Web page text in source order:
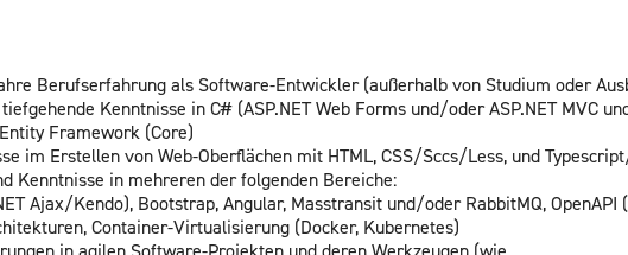
Be­rufs­er­fah­rung als Soft­ware-Ent­wick­ler (au­ßer­halb von Stu­di­um oder
Kennt­nis­se in C# (ASP.​NET Web Forms und/oder ASP.​NET MVC
Frame­work (Core)
im Er­stel­len von Web-Ober­flä­chen mit HTML, CSS/Sccs/Less, und
Kennt­nis­se in meh­re­ren der fol­gen­den Be­rei­che:
Ajax/Kendo), Boot­strap, An­gu­lar, Mass­tran­sit und/oder Rab­bitMQ, Open­API
Con­tai­ner-Vir­tua­li­sie­rung (Do­cker, Ku­ber­ne­tes)